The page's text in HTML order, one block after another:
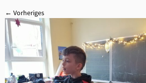
← Vorheriges